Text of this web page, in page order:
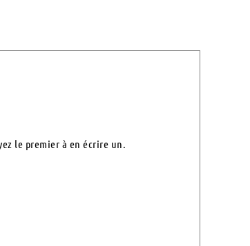
le premier à en écrire un.